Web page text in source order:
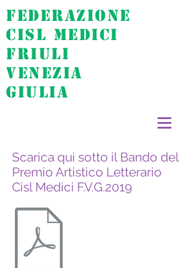
FEDERAZIONE
CISL MEDICI
FRIULI
VENEZIA
GIULIA
Scarica qui sotto il Bando del
Premio Artistico Letterario
Cisl Medici F.V.G.2019